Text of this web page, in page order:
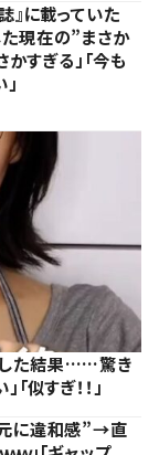
に載っていた
現在の”まさか
かすぎる」「今も
した結果……驚き
似すぎ！！」
に違和感”→直